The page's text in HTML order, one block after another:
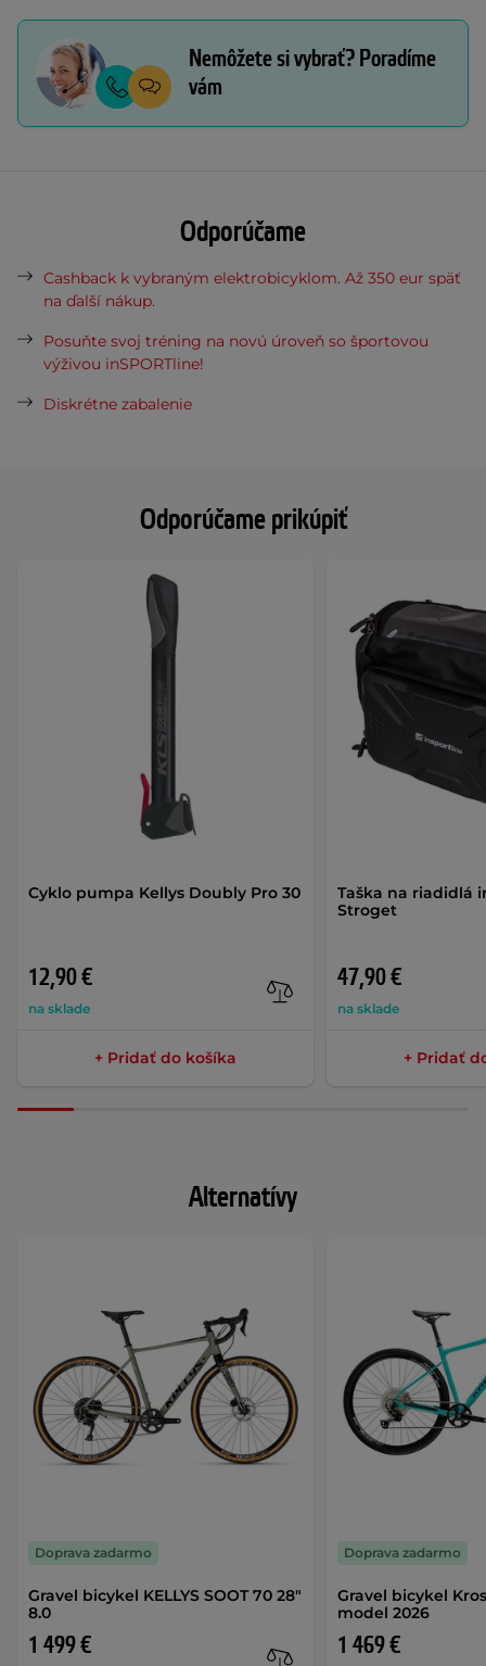
Odporúčame prikúpiť
Cyklo pumpa Kellys Doubly Pro 30
12,90 €
na sklade
+ Pridať do košíka
Taška na riadidlá
Stroget
47,90 €
na sklade
+ Pridať
Nemôžete si vybrať? Poradíme
vám
Odporúčame
Cashback k vybraným elektrobicyklom. Až 350 eur späť
na ďalší nákup.
Posuňte svoj tréning na novú úroveň so športovou
výživou inSPORTline!
Diskrétne zabalenie
Alternatívy
Gravel bicykel KELLYS SOOT 70 28"
8.0
1 499 €
Doprava zadarmo
Gravel bicykel
model 2026
1 469 €
Doprava zadarmo